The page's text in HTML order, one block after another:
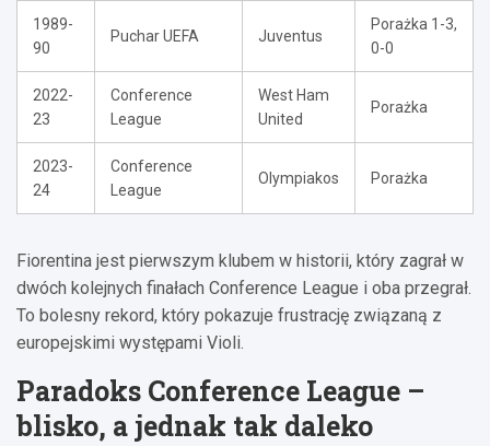
1989-
90
Puchar UEFA Juventus
Porażka 1-3,
0-0
2022-
23
Conference
League
West Ham
United
Porażka
2023-
24
Conference
League
Olympiakos Porażka
Fiorentina jest pierwszym klubem w historii, który zagrał w
dwóch kolejnych finałach Conference League i oba przegrał.
To bolesny rekord, który pokazuje frustrację związaną z
europejskimi występami Violi.
Paradoks Conference League –
blisko, a jednak tak daleko